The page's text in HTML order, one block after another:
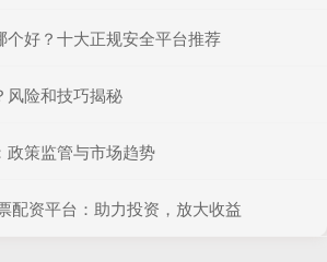
个好？十大正规安全平台推荐
风险和技巧揭秘
政策监管与市场趋势
配资平台：助力投资，放大收益